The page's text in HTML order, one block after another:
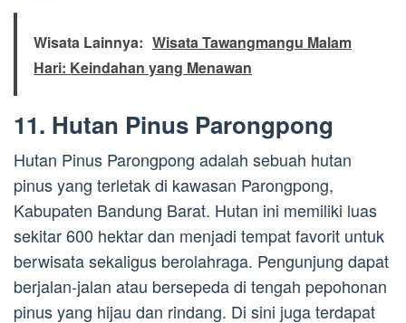
Wisata Lainnya: Wisata Tawangmangu Malam
Hari: Keindahan yang Menawan
11. Hutan Pinus Parongpong
Hutan Pinus Parongpong adalah sebuah hutan
pinus yang terletak di kawasan Parongpong,
Kabupaten Bandung Barat. Hutan ini memiliki luas
sekitar 600 hektar dan menjadi tempat favorit untuk
berwisata sekaligus berolahraga. Pengunjung dapat
berjalan-jalan atau bersepeda di tengah pepohonan
pinus yang hijau dan rindang. Di sini juga terdapat